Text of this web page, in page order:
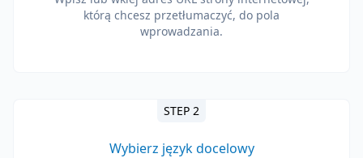
którą chcesz przetłumaczyć, do pola
wprowadzania.
STEP 2
Wybierz język docelowy